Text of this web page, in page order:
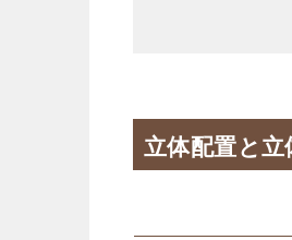
立体配置と